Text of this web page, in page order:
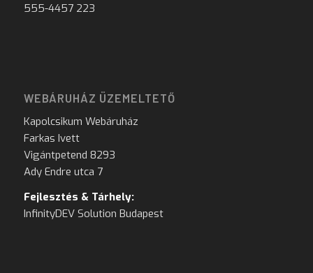
555-4457 223
WEBÁRUHÁZ ÜZEMELTETŐ
Kapolcsikum Webáruház
Farkas Ivett
Vigántpetend 8293
Ady Endre utca 7
Fejlesztés & Tárhely:
InfinityDEV Solution Budapest